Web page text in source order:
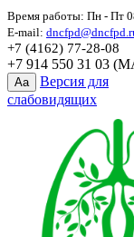
Время работы: Пн - Пт
E-mail:
+7 (4162) 77-28-08
+7 914 550 31 03
Aa
Версия для
слабовидящих